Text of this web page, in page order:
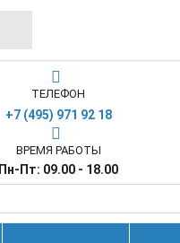
ТЕЛЕФОН
+7 (495) 971 92 18
ВРЕМЯ РАБОТЫ
Пн-Пт: 09.00 - 18.00